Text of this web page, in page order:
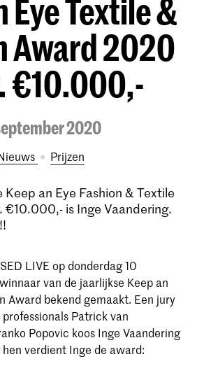
Eye Textile &
Award 2020
€10.000,-
2020
prijzen
an Eye Fashion & Textile
is Inge Vaandering.
LIVE op donderdag 10
van de jaarlijkse Keep an
Award bekend gemaakt. Een jury
Patrick van
Popovic koos Inge Vaandering
hen verdient Inge de award: